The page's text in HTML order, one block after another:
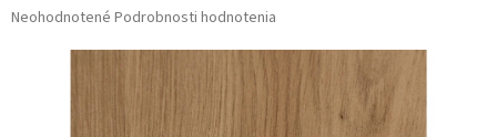
Priemerné
Neohodnotené Podrobnosti hodnotenia